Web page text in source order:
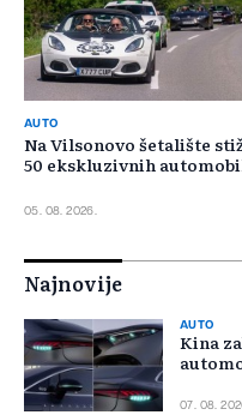
AUTO
Na Vilsonovo šetalište
50 ekskluzivnih
05. 08. 2026.
Najnovije
AUTO
Kina
07. 08.